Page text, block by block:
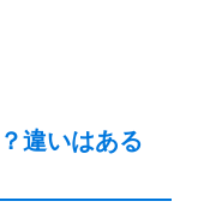
違いはある